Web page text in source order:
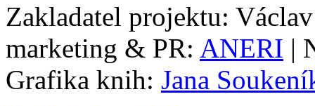
Zakladatel projektu:
marketing & PR: ANERI |
Grafika knih: Jana